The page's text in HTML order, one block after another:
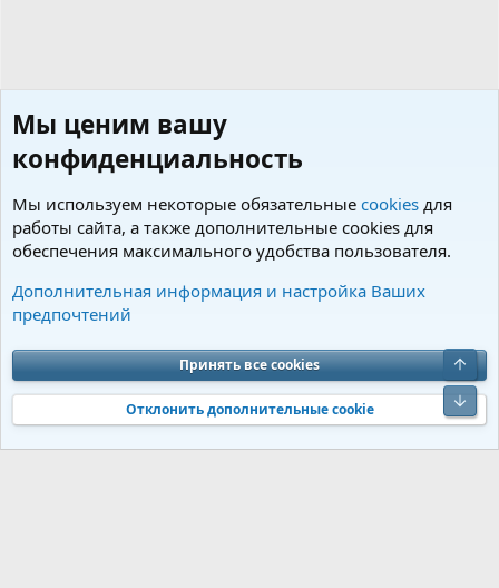
Пользователи
Cookies Charm by DCom
Обратная связь
Условия и правила
Политика конфиденциальности
Помощь
S
S
Community platform by XenForo® © 2010-2026 XenForo Ltd. Перевод от
Jumuro®|Media embeds via s9e/MediaSites
Мы ценим вашу
конфиденциальность
Мы используем некоторые обязательные cookies для
работы сайта, а также дополнительные cookies для
обеспечения максимального удобства пользователя.
Дополнительная информация и настройка Ваших
предпочтений
Принять все cookies
Отклонить дополнительные cookie
Верх
Низ